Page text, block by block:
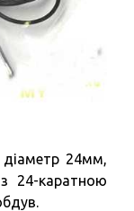
діаметр 24мм,
24-каратною